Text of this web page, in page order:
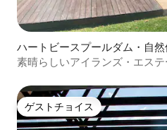
ハートビースプールダム・自
素晴らしいアイランズ・エス
ゲストチョイス
ゲストチョイス